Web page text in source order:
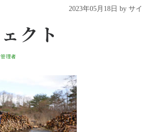
2023年05月18日 by サ
クト
理者